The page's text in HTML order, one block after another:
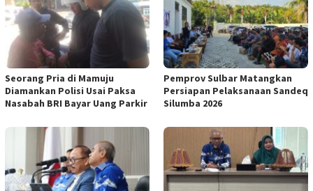
Seorang Pria di Mamuju
Diamankan Polisi Usai Paksa
Nasabah BRI Bayar Uang Parkir
Pemprov Sulbar Matangkan
Persiapan Pelaksanaan Sandeq
Silumba 2026